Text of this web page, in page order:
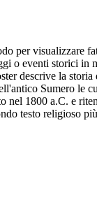
per visualizzare
o eventi storici in
descrive la storia
Sumero le
nel 1800 a.C. e
testo religioso più